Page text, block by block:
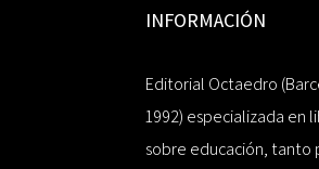
INFORMACIÓN
Editorial Octaedro
1992) especializada en
sobre educación, tanto